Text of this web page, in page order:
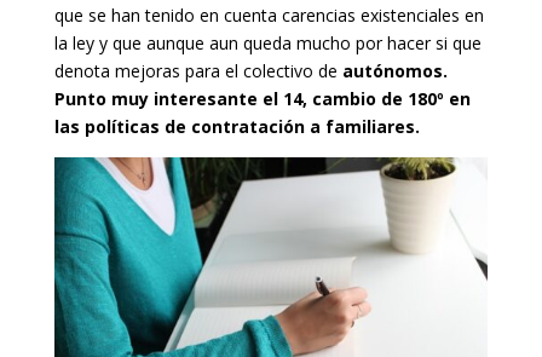
que se han tenido en cuenta carencias existenciales en
la ley y que aunque aun queda mucho por hacer si que
denota mejoras para el colectivo de autónomos.
Punto muy interesante el 14, cambio de 180º en
las políticas de contratación a familiares.